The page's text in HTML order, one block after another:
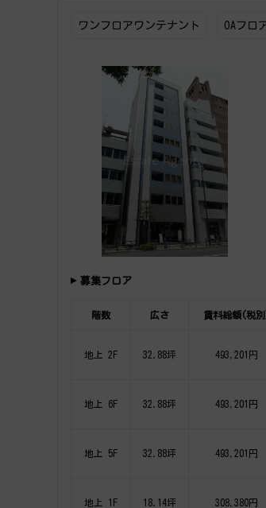
ワンフロアワンテナント OAフロ
募集フロア
階数 広さ 賃料総額(税
地上 2F 32.88坪 493,201円
地上 6F 32.88坪 493,201円
地上 5F 32.88坪 493,201円
地上 1F 18.14坪 308,380円